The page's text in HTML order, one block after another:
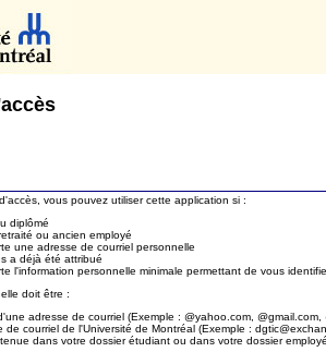
vous pouvez utiliser cette application si :
diplômé
ou ancien employé
une adresse de courriel personnelle
a déjà été attribué
l'information personnelle minimale permettant de vous
doit être :
adresse de courriel (Exemple : @yahoo.com,
de courriel de l'Université de Montréal (Exemple :
dans votre dossier étudiant ou dans votre dossier